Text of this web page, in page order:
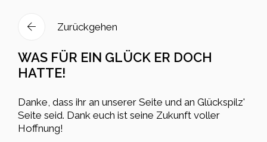
Zurückgehen
WAS FÜR EIN GLÜCK ER DOCH
HATTE!
Danke, dass ihr an unserer Seite und an Glückspilz'
Seite seid. Dank euch ist seine Zukunft voller
Hoffnung!